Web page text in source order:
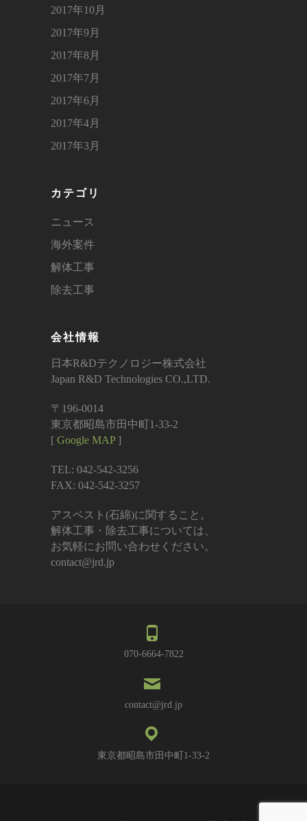
2017年10月
2017年9月
2017年8月
2017年7月
2017年6月
2017年4月
2017年3月
カテゴリ
ニュース
海外案件
解体工事
除去工事
会社情報
日本R&Dテクノロジー株式会社
Japan R&D Technologies CO.,LTD.
〒196-0014
東京都昭島市田中町1-33-2
[ Google MAP]
TEL: 042-542-3256
FAX: 042-542-3257
アスベスト(石綿)に関すること。
解体工事・除去工事については、
お気軽にお問い合わせください。
contact@jrd.jp
070-6664-7822
contact@jrd.jp
東京都昭島市田中町1-33-2